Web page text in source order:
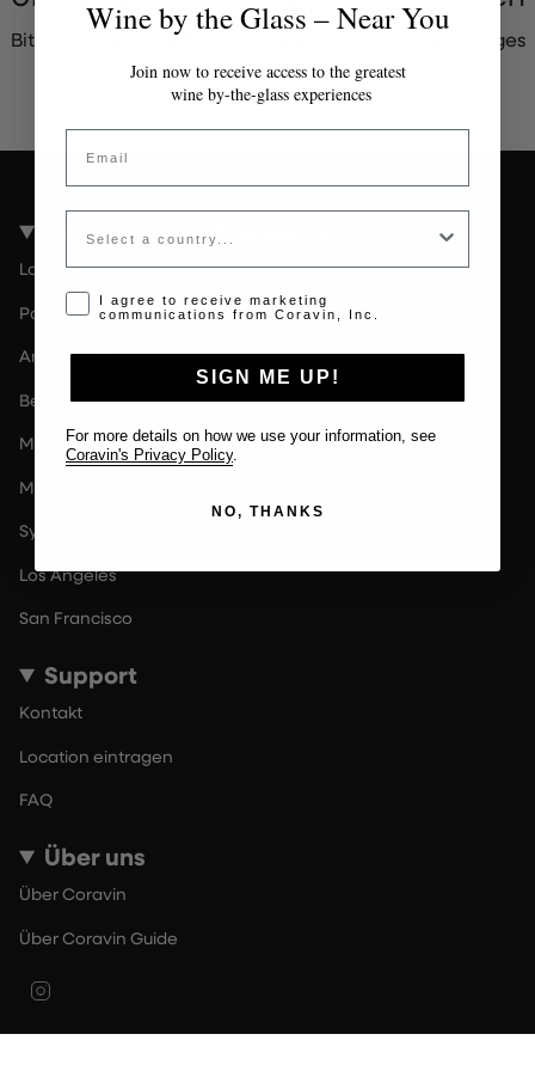
Bitte kontaktieren Sie den Administrator für ein gültiges
Token.
Coravin Guide Standorte
London
Paris
Amsterdam
Berlin
Milan
Melbourne
Sydney
Los Angeles
San Francisco
Support
Kontakt
Location eintragen
FAQ
Über uns
Über Coravin
Über Coravin Guide
Wine by the Glass – Near You
Join now to receive access to the greatest
wine by-the-glass experiences
Email
Country
Opt-in disclaimer
I agree to receive marketing
communications from Coravin, Inc.
SIGN ME UP!
For more details on how we use your information, see
Coravin's Privacy Policy
NO, THANKS